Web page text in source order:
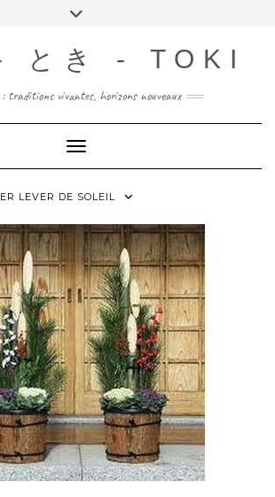
とき - TOKI
: traditions vivantes, horizons nouveaux
Toggle Navigation
LEVER DE SOLEIL